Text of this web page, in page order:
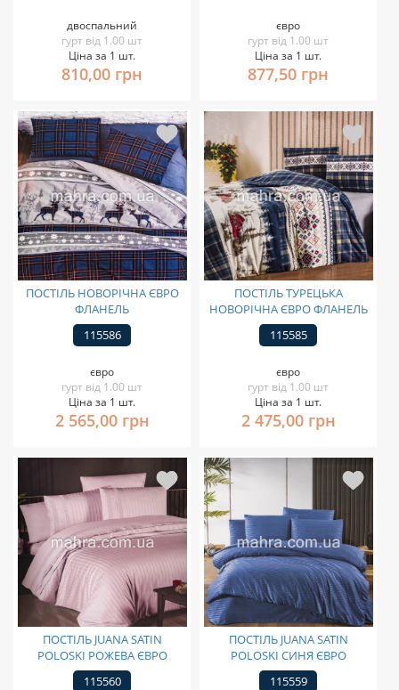
двоспальний
гурт від 1.00 шт
Ціна за 1 шт.
810,00 грн
євро
гурт від 1.00 шт
Ціна за 1 шт.
877,50 грн
ПОСТІЛЬ НОВОРІЧНА ЄВРО
ФЛАНЕЛЬ
115586
євро
гурт від 1.00 шт
Ціна за 1 шт.
2 565,00 грн
ПОСТІЛЬ ТУРЕЦЬКА
НОВОРІЧНА ЄВРО ФЛАНЕЛЬ
115585
євро
гурт від 1.00 шт
Ціна за 1 шт.
2 475,00 грн
ПОСТІЛЬ JUANA SATIN
POLOSKI РОЖЕВА ЄВРО
115560
ПОСТІЛЬ JUANA SATIN
POLOSKI СИНЯ ЄВРО
115559